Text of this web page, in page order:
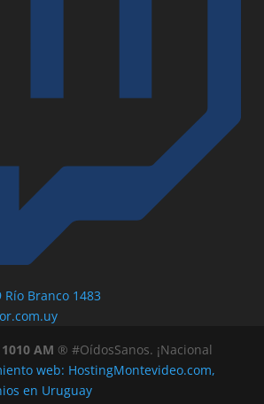
Río Branco 1483
AM ® #OídosSanos. ¡Nacional
web: HostingMontevideo.com,
en Uruguay